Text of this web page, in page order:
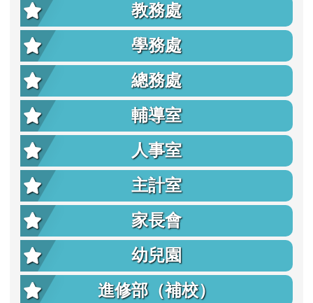
教務處
學務處
總務處
輔導室
人事室
主計室
家長會
幼兒園
進修部（補校）